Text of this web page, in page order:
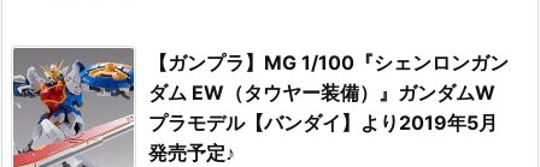
【ガンプラ】MG 1/100『シェンロンガン
ダム EW（タウヤー装備）』ガンダムW
プラモデル【バンダイ】より2019年5月
発売予定♪